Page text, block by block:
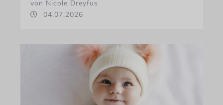
von Nicole Dreyfus
04.07.2026